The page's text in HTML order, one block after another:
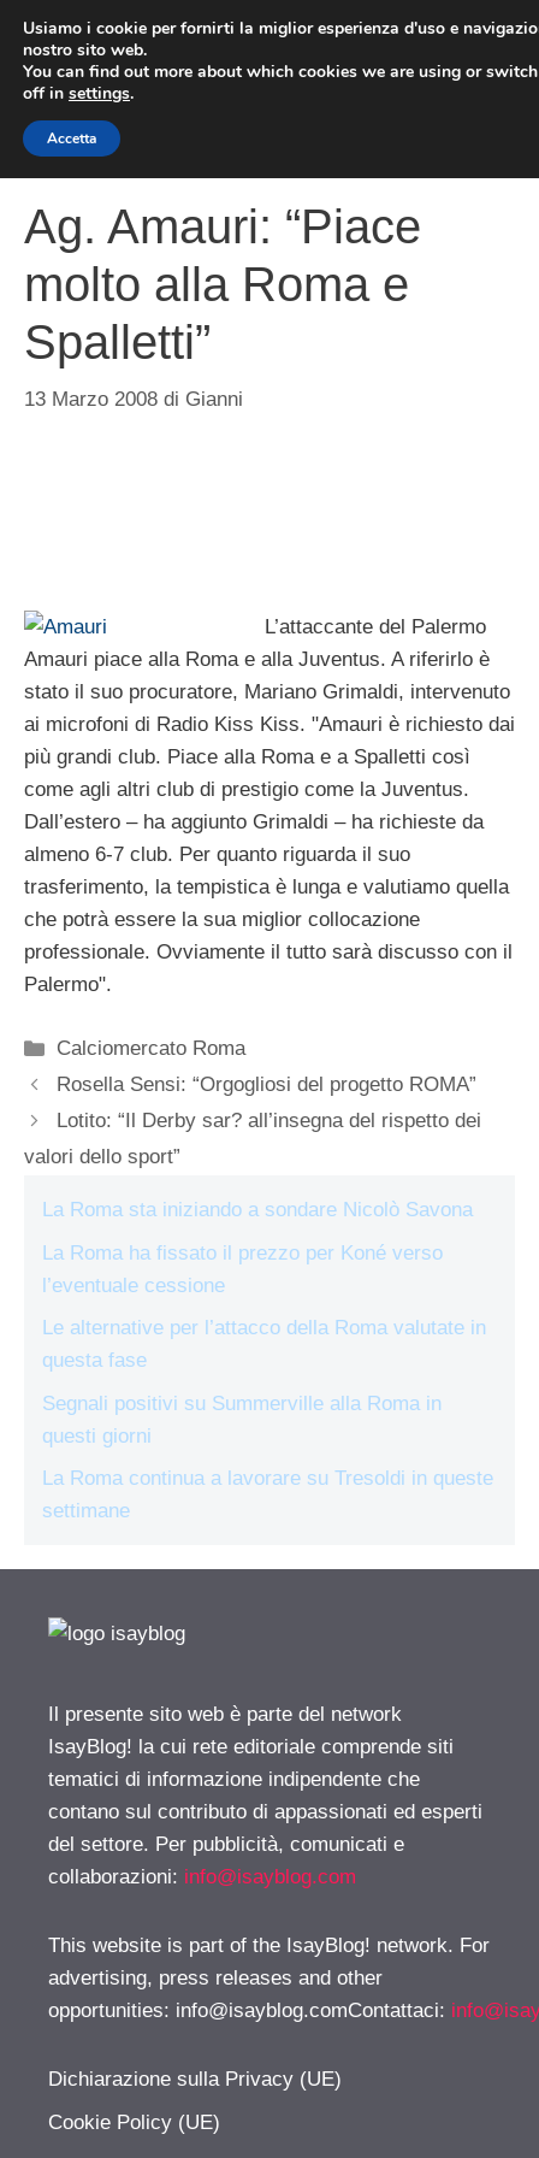
contenuto
Ag. Amauri: “Piace
molto alla Roma e
Spalletti”
13 Marzo 2008 di Gianni
L’attaccante del Palermo
Amauri piace alla Roma e alla Juventus. A riferirlo è
stato il suo procuratore, Mariano Grimaldi, intervenuto
ai microfoni di Radio Kiss Kiss. "Amauri è richiesto dai
più grandi club. Piace alla Roma e a Spalletti così
come agli altri club di prestigio come la Juventus.
Dall’estero – ha aggiunto Grimaldi – ha richieste da
almeno 6-7 club. Per quanto riguarda il suo
trasferimento, la tempistica è lunga e valutiamo quella
che potrà essere la sua miglior collocazione
professionale. Ovviamente il tutto sarà discusso con il
Palermo".
Categorie
Calciomercato Roma
Rosella Sensi: “Orgogliosi del progetto ROMA”
Lotito: “Il Derby sar? all’insegna del rispetto dei
valori dello sport”
La Roma sta iniziando a sondare Nicolò Savona
La Roma ha fissato il prezzo per Koné verso
l’eventuale cessione
Le alternative per l’attacco della Roma valutate in
questa fase
Segnali positivi su Summerville alla Roma in
questi giorni
La Roma continua a lavorare su Tresoldi in queste
settimane
Il presente sito web è parte del network
IsayBlog! la cui rete editoriale comprende siti
tematici di informazione indipendente che
contano sul contributo di appassionati ed esperti
del settore. Per pubblicità, comunicati e
collaborazioni: info@isayblog.com
This website is part of the IsayBlog! network. For
advertising, press releases and other
opportunities: info@isayblog.comContattaci:
Dichiarazione sulla Privacy (UE)
Cookie Policy (UE)
Usiamo i cookie per fornirti la miglior esperienza d'uso e
nostro sito web.
You can find out more about which cookies we are using or
off in settings.
Accetta